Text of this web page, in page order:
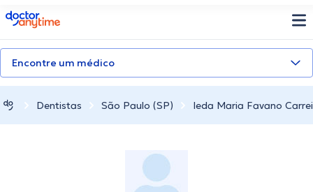
doctoranytime
Encontre um médico
Dentistas São Paulo (SP) Ieda Maria Favano